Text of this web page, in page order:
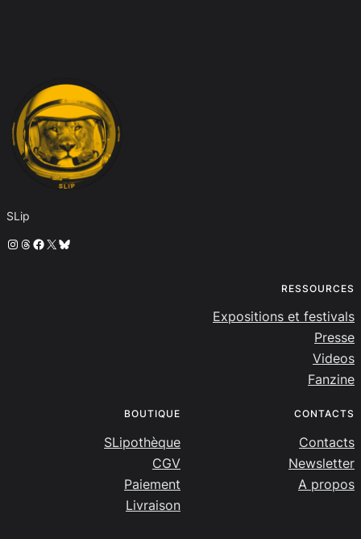
SLip
Instagram
Threads
Facebook
X Bluesky
RESSOURCES
Expositions et festivals
Presse
Videos
Fanzine
BOUTIQUE
SLipothèque
CGV
Paiement
Livraison
CONTACTS
Contacts
Newsletter
A propos